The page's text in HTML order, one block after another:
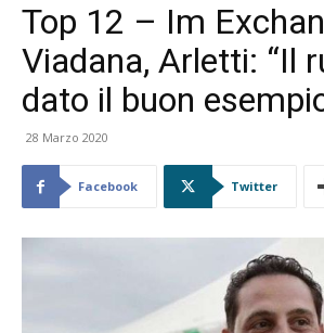
Top 12 – Im
Viadana, Arletti: “Il
dato il buon
28 Marzo 2020
Facebook Twitter